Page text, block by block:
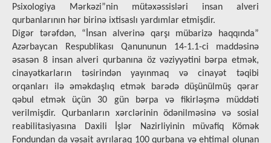
Psixologiya Mərkəzi”nin mütəxəssisləri insan alveri
qurbanlarının hər birinə ixtisaslı yardımlar etmişdir.
Digər tərəfdən, “İnsan alverinə qarşı mübarizə haqqında”
Azərbaycan Respublikası Qanununun 14-1.1-ci maddəsinə
əsasən 8 insan alveri qurbanına öz vəziyyətini bərpa etmək,
cinayətkarların təsirindən yayınmaq və cinayət təqibi
orqanları ilə əməkdaşlıq etmək barədə düşünülmüş qərar
qəbul etmək üçün 30 gün bərpa və fikirləşmə müddəti
verilmişdir. Qurbanların xərclərinin ödənilməsinə və sosial
reabilitasiyasına Daxili İşlər Nazirliyinin müvafiq Kömək
Fondundan da vəsait ayrılaraq 100 qurbana və ehtimal olunan